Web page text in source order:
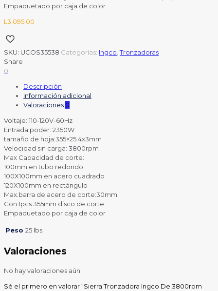
Empaquetado por caja de color
L 3,095.00
SKU: UCOS35538 Categorías: Ingco ,Tronzadoras
Share
0
Descripción
Información adicional
Valoraciones 0
Voltaje: 110-120V-60Hz
Entrada poder: 2350W
tamaño de hoja:355×25.4x3mm
Velocidad sin carga: 3800rpm
Max Capacidad de corte:
100mm en tubo redondo
100X100mm en acero cuadrado
120X100mm en rectángulo
Max.barra de acero de corte:30mm
Con 1pcs 355mm disco de corte
Empaquetado por caja de color
Peso 25 lbs
Valoraciones
No hay valoraciones aún.
Sé el primero en valorar “Sierra Tronzadora Ingco De 3800rpm